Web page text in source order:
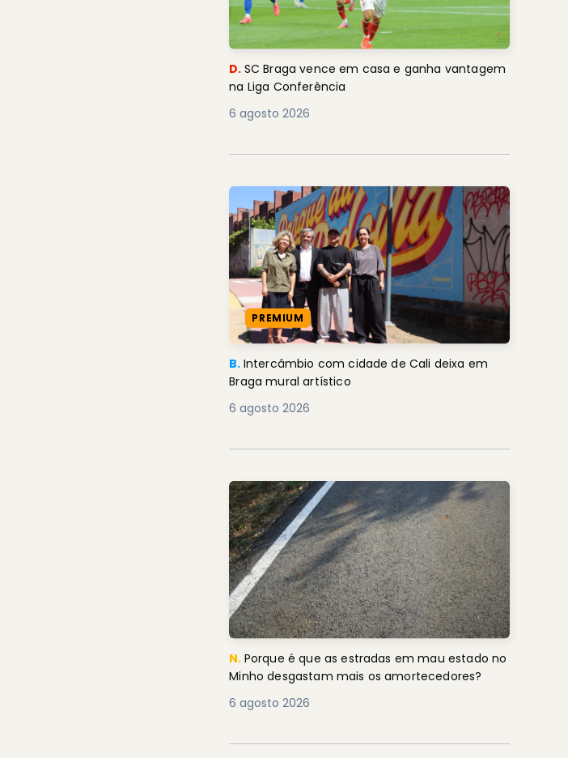
D. SC Braga vence em casa e ganha vantagem
na Liga Conferência
6 agosto 2026
PREMIUM
B. Intercâmbio com cidade de Cali deixa em
Braga mural artístico
6 agosto 2026
N. Porque é que as estradas em mau estado no
Minho desgastam mais os amortecedores?
6 agosto 2026